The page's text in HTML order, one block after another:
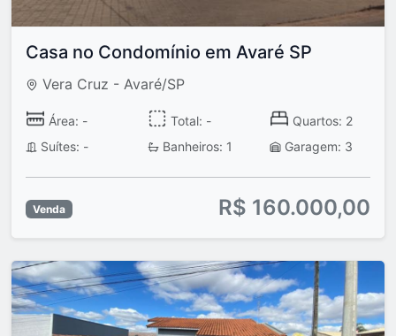
Casa no Condomínio em Avaré SP
Vera Cruz - Avaré/SP
Área: - Total: -
Quartos: 2
Suítes: -
Banheiros: 1 Garagem: 3
Venda R$ 160.000,00